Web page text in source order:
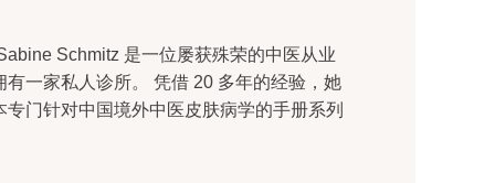
Schmitz 是一位屡获殊荣的中医从业
一家私人诊所。 凭借 20 多年的经验，她
门针对中国境外中医皮肤病学的手册系列